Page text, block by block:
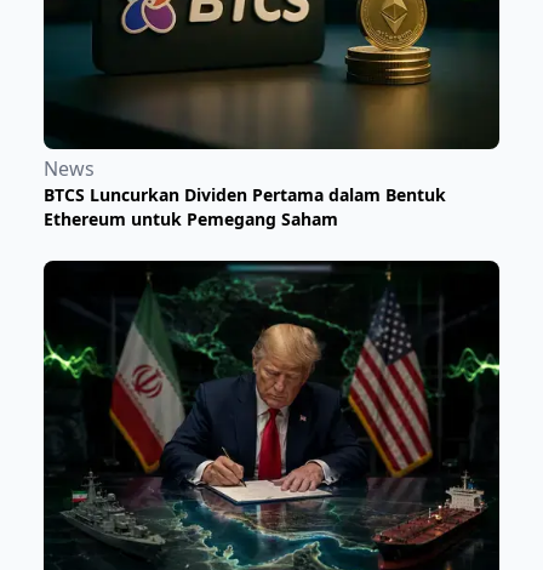
News
BTCS Luncurkan Dividen Pertama dalam Bentuk
Ethereum untuk Pemegang Saham